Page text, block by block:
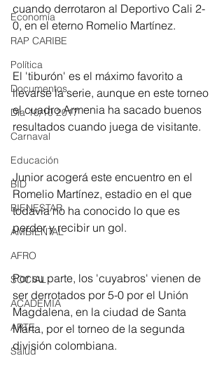
Economía
RAP CARIBE
Política
Documentos
Día 10/10 2017
Carnaval
Educación
BID
BIENESTAR
AMBIENTAL
AFRO
SOCIAL
ACADEMIA
ARTE
Salud
cuando derrotaron al Deportivo Cali 2-
0, en el eterno Romelio Martínez.
El 'tiburón' es el máximo favorito a
llevarse la serie, aunque en este torneo
el cuadro Armenia ha sacado buenos
resultados cuando juega de visitante.
Junior acogerá este encuentro en el
Romelio Martínez, estadio en el que
todavía no ha conocido lo que es
perder y recibir un gol.
Por su parte, los 'cuyabros' vienen de
ser derrotados por 5-0 por el Unión
Magdalena, en la ciudad de Santa
Marta, por el torneo de la segunda
división colombiana.